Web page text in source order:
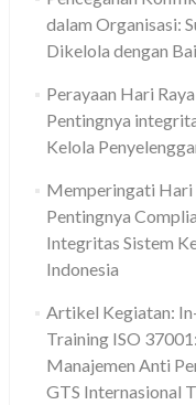
dalam Organisasi:
Dikelola dengan
Perayaan Hari
Pentingnya
Kelola
Memperingati Hari
Pentingnya
Integritas Sistem
Indonesia
Artikel Kegiatan:
Training ISO
Manajemen Anti
GTS Internasional